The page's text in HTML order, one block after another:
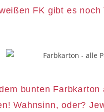
FK gibt es
bunten
Wahnsinn, oder?